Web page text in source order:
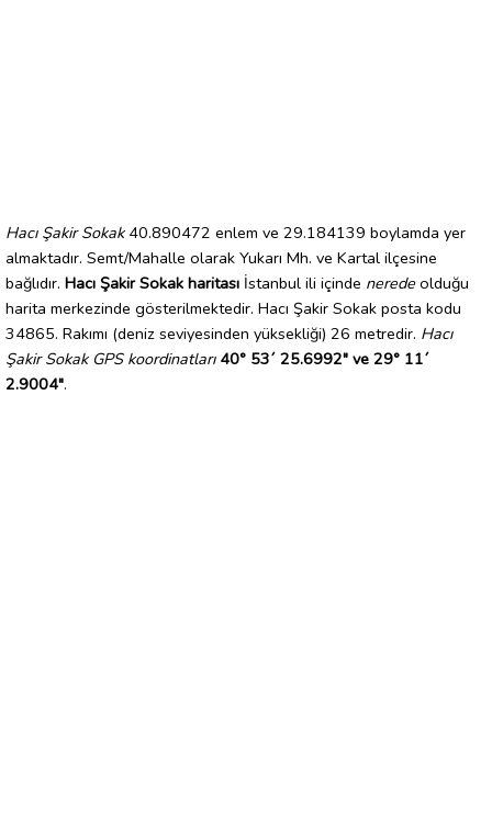
Hacı Şakir Sokak40.890472 enlem ve 29.184139 boylamda yer
almaktadır. Semt/Mahalle olarak Yukarı Mh. ve Kartal ilçesine
bağlıdır. Hacı Şakir Sokak haritası İstanbul ili içinde nerede olduğu
harita merkezinde gösterilmektedir. Hacı Şakir Sokak posta kodu
34865. Rakımı (deniz seviyesinden yüksekliği) 26 metredir. Hacı
Şakir Sokak GPS koordinatları 40° 53´ 25.6992" ve 29° 11´
2.9004".